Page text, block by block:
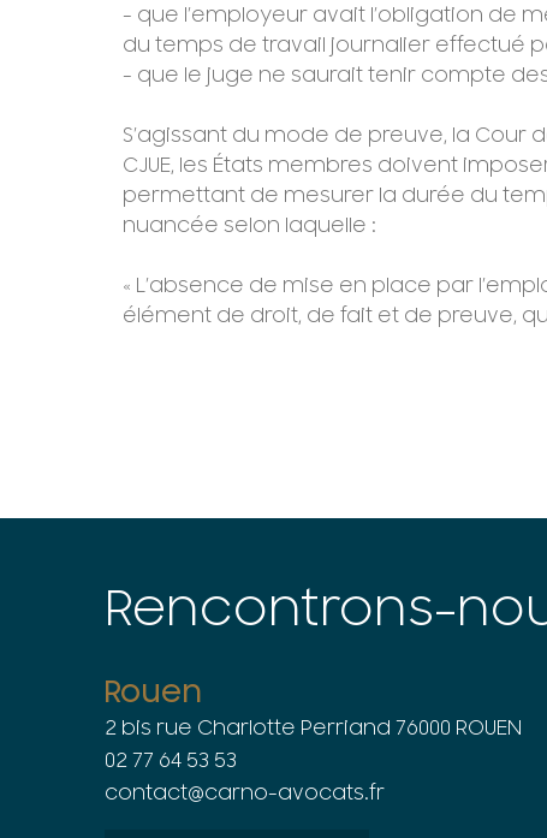
- que l’employeur avait l’obligation de
du temps de travail journalier effectué
- que le juge ne saurait tenir compte
S’agissant du mode de preuve, la Cour
CJUE, les États membres doivent
permettant de mesurer la durée du
nuancée selon laquelle :
« L’absence de mise en place par
élément de droit, de fait et de preuve,
Rencontrons-
Rouen
2 bis rue Charlotte Perriand 76000 ROUEN
02 77 64 53 53
contact@carno-avocats.fr